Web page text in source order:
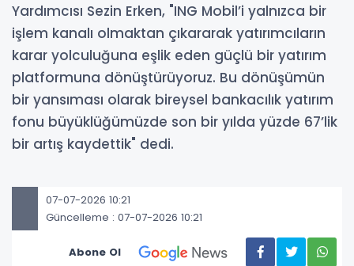
Yardımcısı Sezin Erken, "ING Mobil’i yalnızca bir
işlem kanalı olmaktan çıkararak yatırımcıların
karar yolculuğuna eşlik eden güçlü bir yatırım
platformuna dönüştürüyoruz. Bu dönüşümün
bir yansıması olarak bireysel bankacılık yatırım
fonu büyüklüğümüzde son bir yılda yüzde 67’lik
bir artış kaydettik" dedi.
07-07-2026 10:21
Güncelleme : 07-07-2026 10:21
Abone Ol